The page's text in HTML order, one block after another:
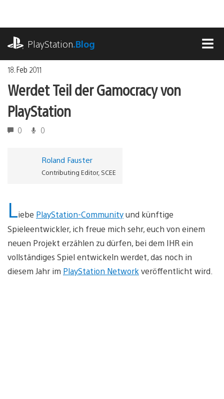
springen
PlayStation.Blog
18. Feb 2011
Werdet Teil der Gamocracy von
PlayStation
0 0
Roland Fauster
Contributing Editor, SCEE
Liebe PlayStation-Communityund künftige
Spieleentwickler, ich freue mich sehr, euch von einem
neuen Projekt erzählen zu dürfen, bei dem IHR ein
vollständiges Spiel entwickeln werdet, das noch in
diesem Jahr im PlayStation Network veröffentlicht wird.